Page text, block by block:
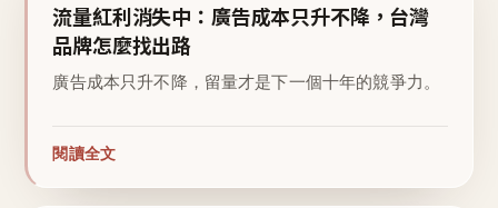
流量紅利消失中：廣告成本只升不降，台灣
品牌怎麼找出路
廣告成本只升不降，留量才是下一個十年的競爭力。
閱讀全文